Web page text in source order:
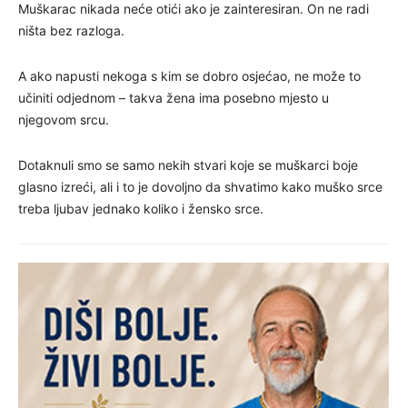
Muškarac nikada neće otići ako je zainteresiran. On ne radi
ništa bez razloga.
A ako napusti nekoga s kim se dobro osjećao, ne može to
učiniti odjednom – takva žena ima posebno mjesto u
njegovom srcu.
Dotaknuli smo se samo nekih stvari koje se muškarci boje
glasno izreći, ali i to je dovoljno da shvatimo kako muško srce
treba ljubav jednako koliko i žensko srce.